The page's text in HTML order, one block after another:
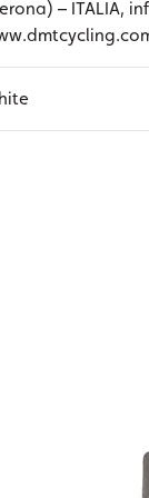
– ITALIA,